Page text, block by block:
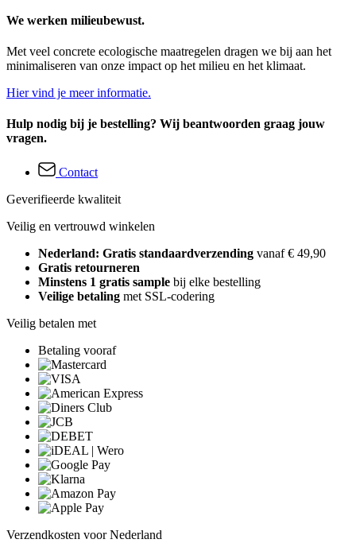
We werken milieubewust.
Met veel concrete ecologische maatregelen dragen we bij aan het
minimaliseren van onze impact op het milieu en het klimaat.
Hier vind je meer informatie.
Hulp nodig bij je bestelling? Wij beantwoorden graag jouw
vragen.
Contact
Geverifieerde kwaliteit
Veilig en vertrouwd winkelen
Nederland: Gratis standaardverzending vanaf € 49,90
Gratis retourneren
Minstens 1 gratis sample bij elke bestelling
Veilige betaling met SSL-codering
Veilig betalen met
Betaling vooraf
Verzendkosten voor Nederland